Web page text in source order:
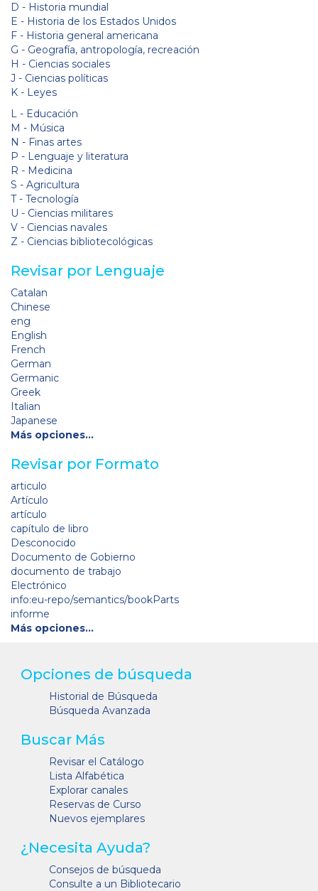
D - Historia mundial
E - Historia de los Estados Unidos
F - Historia general americana
G - Geografía, antropología, recreación
H - Ciencias sociales
J - Ciencias políticas
K - Leyes
L - Educación
M - Música
N - Finas artes
P - Lenguaje y literatura
R - Medicina
S - Agricultura
T - Tecnología
U - Ciencias militares
V - Ciencias navales
Z - Ciencias bibliotecológicas
Revisar por Lenguaje
Catalan
Chinese
eng
English
French
German
Germanic
Greek
Italian
Japanese
Más opciones…
Revisar por Formato
articulo
Artículo
artículo
capítulo de libro
Desconocido
Documento de Gobierno
documento de trabajo
Electrónico
info:eu-repo/semantics/bookParts
informe
Más opciones…
Opciones de búsqueda
Historial de Búsqueda
Búsqueda Avanzada
Buscar Más
Revisar el Catálogo
Lista Alfabética
Explorar canales
Reservas de Curso
Nuevos ejemplares
¿Necesita Ayuda?
Consejos de búsqueda
Consulte a un Bibliotecario